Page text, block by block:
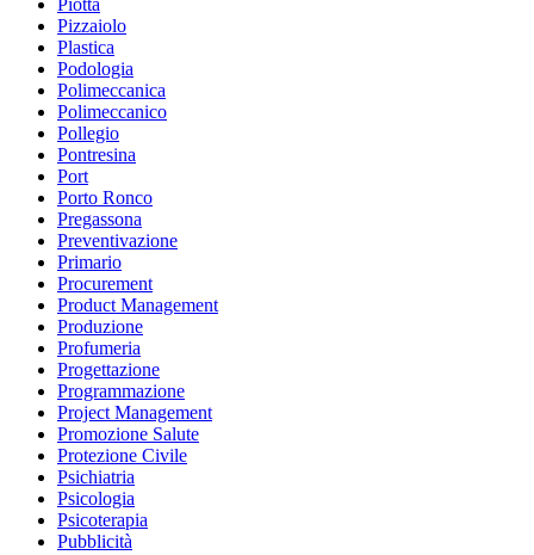
Piotta
Pizzaiolo
Plastica
Podologia
Polimeccanica
Polimeccanico
Pollegio
Pontresina
Port
Porto Ronco
Pregassona
Preventivazione
Primario
Procurement
Product Management
Produzione
Profumeria
Progettazione
Programmazione
Project Management
Promozione Salute
Protezione Civile
Psichiatria
Psicologia
Psicoterapia
Pubblicità